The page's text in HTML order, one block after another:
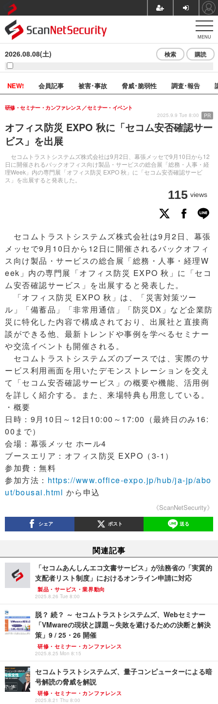
MENU
2026.08.08(土) 検索 購読
NEW! 会員記事 被害･事故 脅威･脆弱性 調査･報告
オフィス防災 EXPO 秋に「セコム安否確認サー
ビス」を出展
セコムトラストシステムズ株式会社は9月2日、幕張メッセで9月10日から12
日に開催されるバックオフィス向け製品・サービスの総合展「総務・人事・経
理Week」内の専門展「オフィス防災 EXPO 秋」に「セコム安否確認サービ
ス」を出展すると発表した。
研修・セミナー・カンファレンス セミナー・イベント
115 views
2025.9.9 Tue 8:00 PR
セコムトラストシステムズ株式会社は9月2日、幕張
メッセで9月10日から12日に開催されるバックオフィ
ス向け製品・サービスの総合展「総務・人事・経理W
eek」内の専門展「オフィス防災 EXPO 秋」に「セコ
ム安否確認サービス」を出展すると発表した。
「オフィス防災 EXPO 秋」は、「災害対策ツー
ル」「備蓄品」「非常用通信」「防災DX」など企業防
災に特化した内容で構成されており、出展社と直接商
談ができる他、最新トレンドや事例を学べるセミナー
や交流イベントも開催される。
セコムトラストシステムズのブースでは、実際のサ
ービス利用画面を用いたデモンストレーションを交え
て「セコム安否確認サービス」の概要や機能、活用例
を詳しく紹介する。また、来場特典も用意している。
・概要
日時：9月10日～12日10:00～17:00（最終日のみ16:
00まで）
会場：幕張メッセ ホール4
ブースエリア：オフィス防災 EXPO（3-1）
参加費：無料
参加方法： https://www.office-expo.jp/hub/ja-jp/abo
ut/bousai.html から申込
《ScanNetSecurity》
シェア ポスト 送る
関連記事
「セコムあんしんエコ文書サービス」が法務省の「実質的
支配者リスト制度」におけるオンライン申請に対応
製品・サービス・業界動向
2025.8.26 Tue 8:00
脱？ 続？ ～ セコムトラストシステムズ、Webセミナー
「VMwareの現状と課題～失敗を避けるための決断と解決
策」9 / 25・26 開催
研修・セミナー・カンファレンス
2025.8.25 Mon 8:15
セコムトラストシステムズ、量子コンピューターによる暗
号解読の脅威を解説
研修・セミナー・カンファレンス
2025.8.21 Thu 8:00